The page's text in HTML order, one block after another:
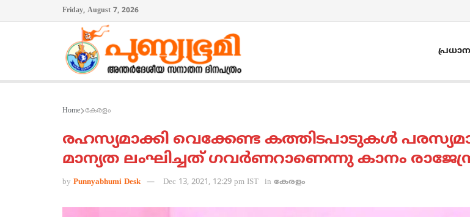
Friday, August 7, 2026
Home കേരളം
രഹസ്യമാക്കി വെക്കേണ്ട കത്തിടപാടുകള്‍
മാന്യത ലംഘിച്ചത് ഗവര്‍ണറാണെന്നു കാനം
by Punnyabhumi Desk Dec 13, 2021, 12:29 pm IST in കേരളം